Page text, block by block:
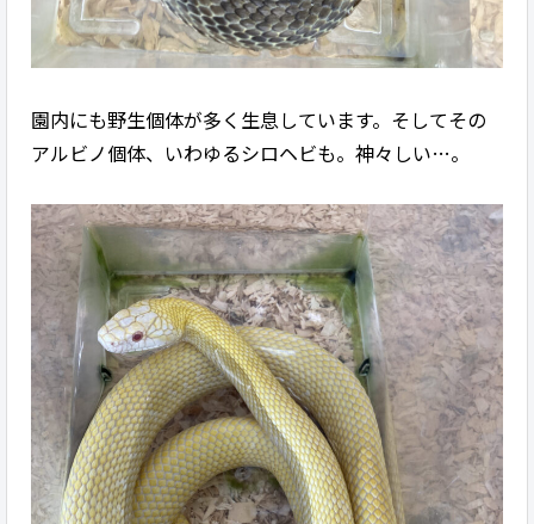
園内にも野生個体が多く生息しています。そしてその
アルビノ個体、いわゆるシロヘビも。神々しい…。